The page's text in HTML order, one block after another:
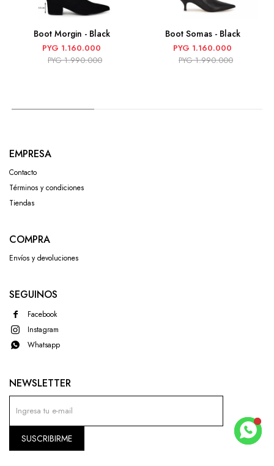
Boot Morgin - Black
PYG 1.160.000
PYG 1.990.000
Boot Somas - Black
PYG 1.160.000
PYG 1.990.000
EMPRESA
Contacto
Términos y condiciones
Tiendas
COMPRA
Envíos y devoluciones
SEGUINOS
Facebook
Instagram
Whatsapp
NEWSLETTER
SUSCRIBIRME